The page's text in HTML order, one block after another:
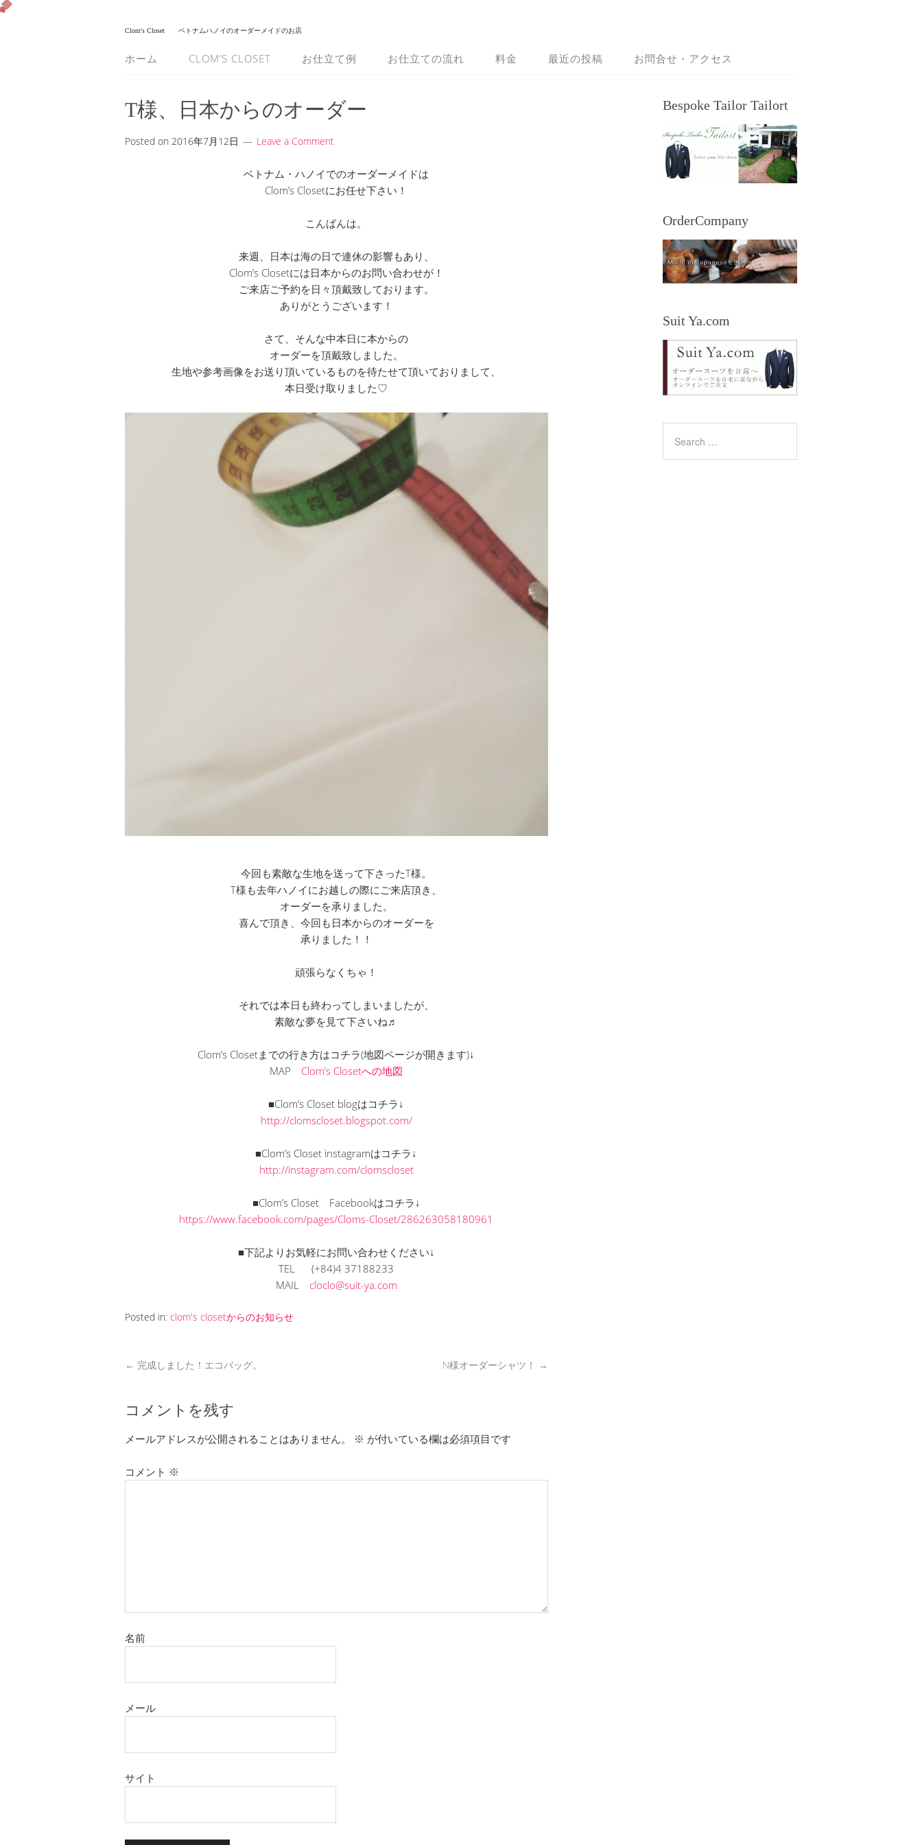
Clom's Closet ベトナムハノイのオーダーメイドのお店
ホーム CLOM’S CLOSET お仕立て例 お仕立ての流れ 料金 最近の投稿 お問合せ・アクセス
T様、日本からのオーダー
Posted on 2016年7月12日 Leave a Comment
ベトナム・ハノイでのオーダーメイドは
Clom’s Closetにお任せ下さい！
こんばんは。
来週、日本は海の日で連休の影響もあり、
Clom’s Closetには日本からのお問い合わせが！
ご来店ご予約を日々頂戴致しております。
ありがとうございます！
さて、そんな中本日に本からの
オーダーを頂戴致しました。
生地や参考画像をお送り頂いているものを待たせて頂いておりまして、
本日受け取りました♡
今回も素敵な生地を送って下さったT様。
T様も去年ハノイにお越しの際にご来店頂き、
オーダーを承りました。
喜んで頂き、今回も日本からのオーダーを
承りました！！
頑張らなくちゃ！
それでは本日も終わってしまいましたが、
素敵な夢を見て下さいね♬
Clom’s Closetまでの行き方はコチラ(地図ページが開きます)↓
MAP Clom’s Closetへの地図
■Clom’s Closet blogはコチラ↓
http://clomscloset.blogspot.com/
■Clom’s Closet instagramはコチラ↓
http://instagram.com/clomscloset
■Clom’s Closet Facebookはコチラ↓
https://www.facebook.com/pages/Cloms-Closet/286263058180961
■下記よりお気軽にお問い合わせください↓
TEL (+84)4 37188233
MAIL cloclo@suit-ya.com
Posted in: clom's closetからのお知らせ
← 完成しました！エコバッグ。 N様オーダーシャツ！ →
コメントを残す
メールアドレスが公開されることはありません。 ※ が付いている欄は必須項目です
コメント ※
名前
メール
サイト
Bespoke Tailor Tailort
OrderCompany
Suit Ya.com